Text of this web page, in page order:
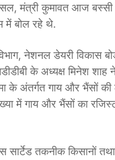
मंत्री कुमावत आज बस्सी
में बोल रहे थे.
नेशनल डेयरी विकास
के अध्यक्ष मिनेश
के अंतर्गत गाय और भैंसों की
में गाय और भैंसों का
तकनीक किसानों